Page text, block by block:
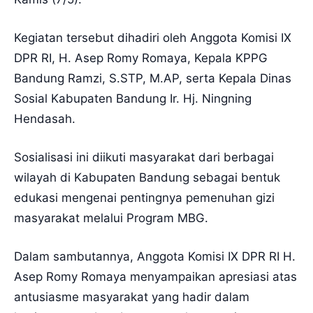
Kegiatan tersebut dihadiri oleh Anggota Komisi IX
DPR RI, H. Asep Romy Romaya, Kepala KPPG
Bandung Ramzi, S.STP, M.AP, serta Kepala Dinas
Sosial Kabupaten Bandung Ir. Hj. Ningning
Hendasah.
Sosialisasi ini diikuti masyarakat dari berbagai
wilayah di Kabupaten Bandung sebagai bentuk
edukasi mengenai pentingnya pemenuhan gizi
masyarakat melalui Program MBG.
Dalam sambutannya, Anggota Komisi IX DPR RI H.
Asep Romy Romaya menyampaikan apresiasi atas
antusiasme masyarakat yang hadir dalam